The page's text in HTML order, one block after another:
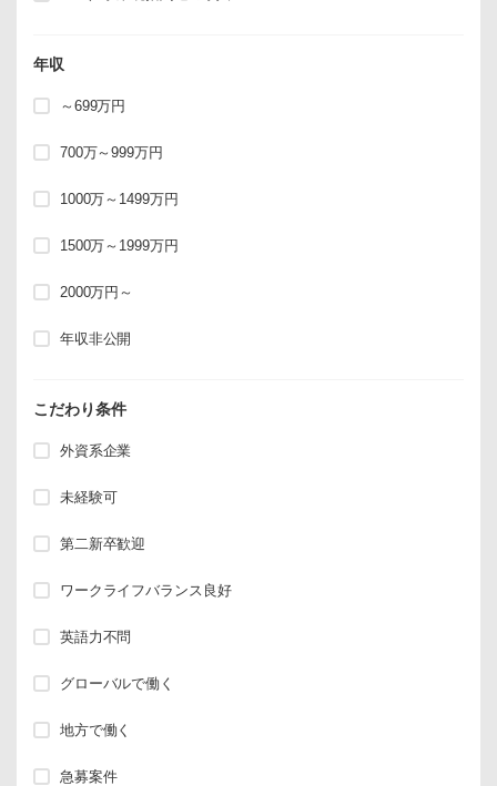
年収
～699万円
700万～999万円
1000万～1499万円
1500万～1999万円
2000万円～
年収非公開
こだわり条件
外資系企業
未経験可
第二新卒歓迎
ワークライフバランス良好
英語力不問
グローバルで働く
地方で働く
急募案件